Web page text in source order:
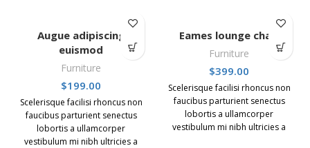
Augue adipiscing
euismod
Furniture
$199.00
Scelerisque facilisi rhoncus non
faucibus parturient senectus
lobortis a ullamcorper
vestibulum mi nibh ultricies a
Eames lounge chair
Furniture
$399.00
Scelerisque facilisi rhoncus non
faucibus parturient senectus
lobortis a ullamcorper
vestibulum mi nibh ultricies a